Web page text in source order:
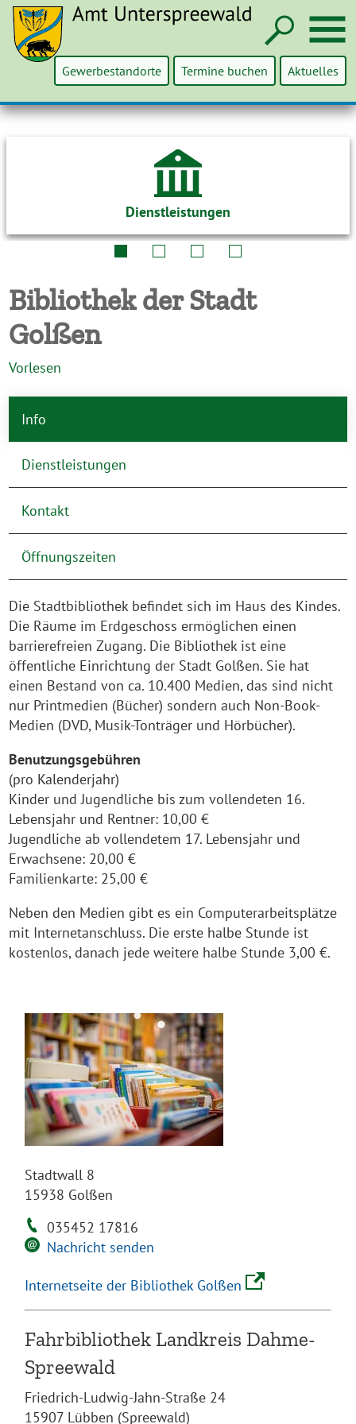
Gewerbestandorte Termine buchen Aktuelles
Dienstleistungen
Bibliothek der Stadt
Golßen
Vorlesen
Info
Dienstleistungen
Kontakt
Öffnungszeiten
Die Stadtbibliothek befindet sich im Haus des Kindes.
Die Räume im Erdgeschoss ermöglichen einen
barrierefreien Zugang. Die Bibliothek ist eine
öffentliche Einrichtung der Stadt Golßen. Sie hat
einen Bestand von ca. 10.400 Medien, das sind nicht
nur Printmedien (Bücher) sondern auch Non-Book-
Medien (DVD, Musik-Tonträger und Hörbücher).
Benutzungsgebühren
(pro Kalenderjahr)
Kinder und Jugendliche bis zum vollendeten 16.
Lebensjahr und Rentner: 10,00 €
Jugendliche ab vollendetem 17. Lebensjahr und
Erwachsene: 20,00 €
Familienkarte: 25,00 €
Neben den Medien gibt es ein Computerarbeitsplätze
mit Internetanschluss. Die erste halbe Stunde ist
kostenlos, danach jede weitere halbe Stunde 3,00 €.
Stadtwall 8
15938 Golßen
035452 17816
Nachricht senden
Internetseite der Bibliothek Golßen
Fahrbibliothek Landkreis Dahme-
Spreewald
Friedrich-Ludwig-Jahn-Straße 24
15907 Lübben (Spreewald)